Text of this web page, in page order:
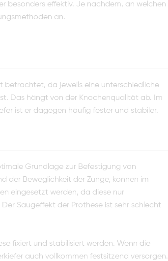
besonders effektiv. Je nachdem, an welchen
an.
betrachtet, da jeweils eine unterschiedliche
Das hängt von der Knochenqualität ab. Im
ist er dagegen häufig fester und stabiler.
Grundlage zur Befestigung von
der Beweglichkeit der Zunge, können im
eingesetzt werden, da diese nur
Saugeffekt der Prothese ist sehr schlecht
fixiert und stabilisiert werden. Wenn die
auch vollkommen festsitzend versorgen.